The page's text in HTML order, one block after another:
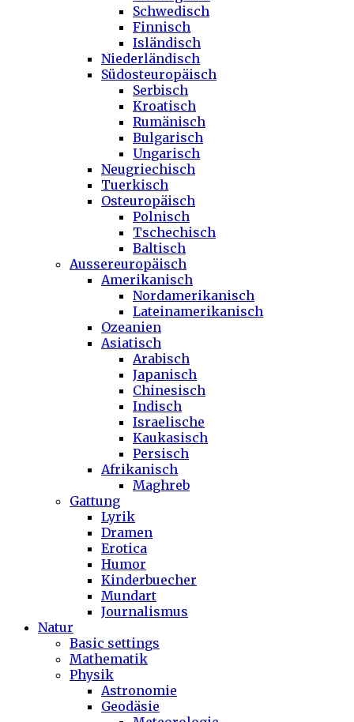
Schwedisch
Finnisch
Isländisch
Niederländisch
Südosteuropäisch
Serbisch
Kroatisch
Rumänisch
Bulgarisch
Ungarisch
Neugriechisch
Tuerkisch
Osteuropäisch
Polnisch
Tschechisch
Baltisch
Aussereuropäisch
Amerikanisch
Nordamerikanisch
Lateinamerikanisch
Ozeanien
Asiatisch
Arabisch
Japanisch
Chinesisch
Indisch
Israelische
Kaukasisch
Persisch
Afrikanisch
Maghreb
Gattung
Lyrik
Dramen
Erotica
Humor
Kinderbuecher
Mundart
Journalismus
Natur
Basic settings
Mathematik
Physik
Astronomie
Geodäsie